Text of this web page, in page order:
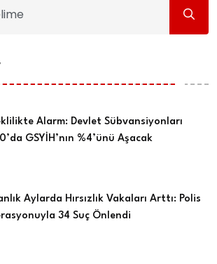
Alarm: Devlet Sübvansiyonları
GSYİH’nın %4’ünü Aşacak
Aylarda Hırsızlık Vakaları Arttı: Polis
34 Suç Önlendi